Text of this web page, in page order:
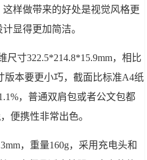
样做带来的好处是视觉风格更
显得更加简洁。
尺寸322.5*214.8*15.9mm，相比
版本要更小巧，截面比标准A4纸
，普通双肩包或者公文包都
便携性非常出色。
，重量160g，采用充电头和